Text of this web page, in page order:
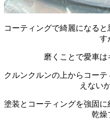
コーティングで綺麗になる
す
磨くことで愛車は
クルンクルンの上からコー
えない
塗装とコーティングを強固
乾燥